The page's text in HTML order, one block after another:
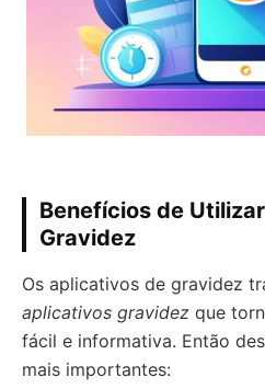
Benefícios de
Gravidez
Os aplicativos de gravidez
aplicativos gravidez que
fácil e informativa. Então
mais importantes: